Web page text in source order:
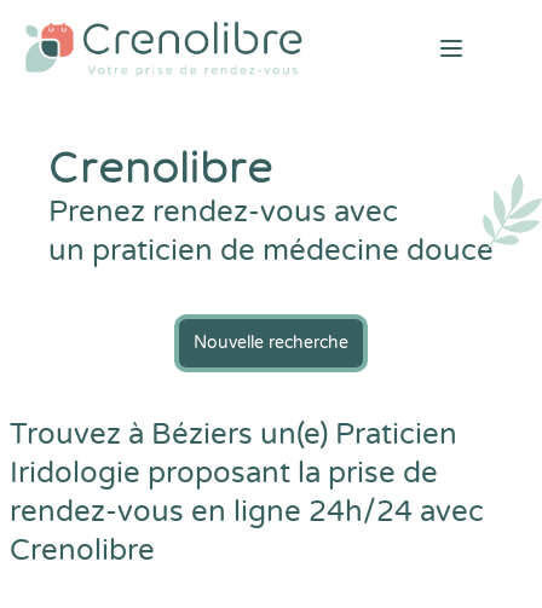
Open
Crenolibre
Prenez rendez-vous avec
un praticien de médecine douce
Nouvelle recherche
Trouvez à Béziers un(e) Praticien
Iridologie proposant la prise de
rendez-vous en ligne 24h/24 avec
Crenolibre